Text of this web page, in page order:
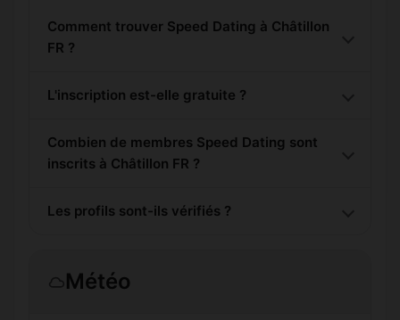
Comment trouver Speed Dating à Châtillon
FR ?
L'inscription est-elle gratuite ?
Combien de membres Speed Dating sont
inscrits à Châtillon FR ?
Les profils sont-ils vérifiés ?
Météo